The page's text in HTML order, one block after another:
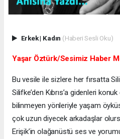
Erkek| Kadın (Haberi Sesli Oku)
Yaşar Öztürk/Sesimiz Haber
Bu vesile ile sizlere her fırsatta
Silifke’den Kıbrıs’a gidenleri
bilinmeyen yönleriyle yaşam
çok uzun diyecek arkadaşlar
Erişik’in olağanüstü ses ve